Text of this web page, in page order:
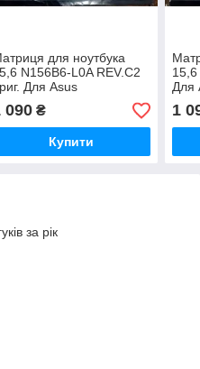
для ноутбука
N156B6-L0A REV.C2
Для Asus
090₴
Купити
15,6
Для
1
за рік